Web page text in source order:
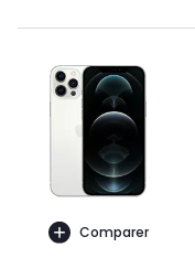
Comparer